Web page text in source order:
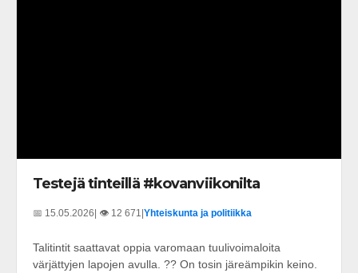
Testejä tinteillä #kovanviikonilta
📅 15.05.2026| 👁️ 12 671 |Yhteiskunta ja politiikka
Talitintit saattavat oppia varomaan tuulivoimaloita
värjättyjen lapojen avulla. ?? On tosin järeämpikin keino.